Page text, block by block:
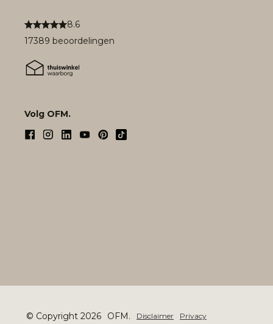
8.6
17389 beoordelingen
Volg OFM.
© Copyright 2026 OFM. Disclaimer
Privacy